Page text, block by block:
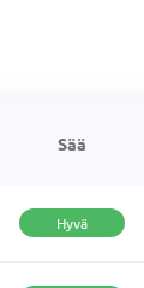
Sää
Hyvä